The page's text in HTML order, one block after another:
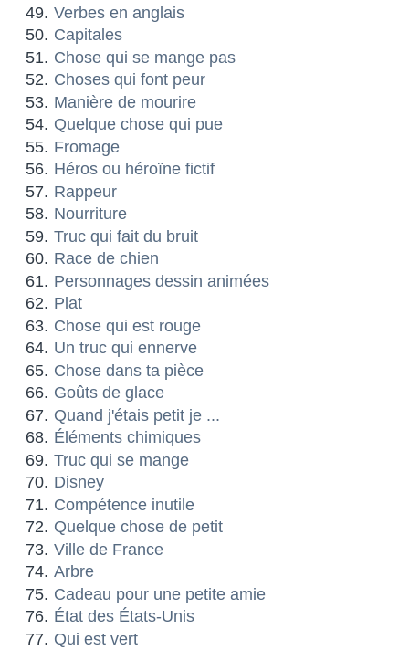
Verbes en anglais
Capitales
Chose qui se mange pas
Choses qui font peur
Manière de mourire
Quelque chose qui pue
Fromage
Héros ou héroïne fictif
Rappeur
Nourriture
Truc qui fait du bruit
Race de chien
Personnages dessin animées
Plat
Chose qui est rouge
Un truc qui ennerve
Chose dans ta pièce
Goûts de glace
Quand j'étais petit je ...
Éléments chimiques
Truc qui se mange
Disney
Compétence inutile
Quelque chose de petit
Ville de France
Arbre
Cadeau pour une petite amie
État des États-Unis
Qui est vert